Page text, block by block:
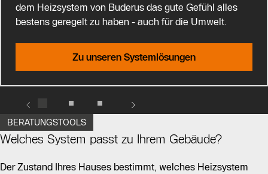
dem Heizsystem von Buderus das gute Gefühl alles
bestens geregelt zu haben - auch für die Umwelt.
Zu unseren Systemlösungen
BERATUNGSTOOLS
Welches System passt zu Ihrem Gebäude?
Der Zustand Ihres Hauses bestimmt, welches Heizsystem